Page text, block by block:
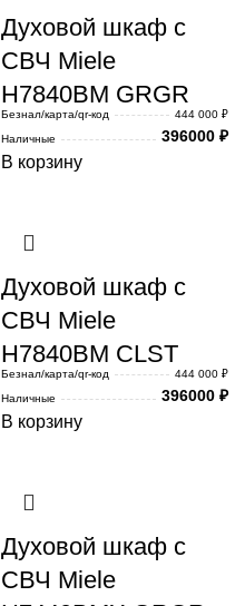
Духовой шкаф с
СВЧ Miele
H7840BM GRGR
Безнал/карта/qr-код
444 000 ₽
Наличные
396000 ₽
В корзину
Духовой шкаф с
СВЧ Miele
H7840BM CLST
Безнал/карта/qr-код
444 000 ₽
Наличные
396000 ₽
В корзину
Духовой шкаф с
СВЧ Miele